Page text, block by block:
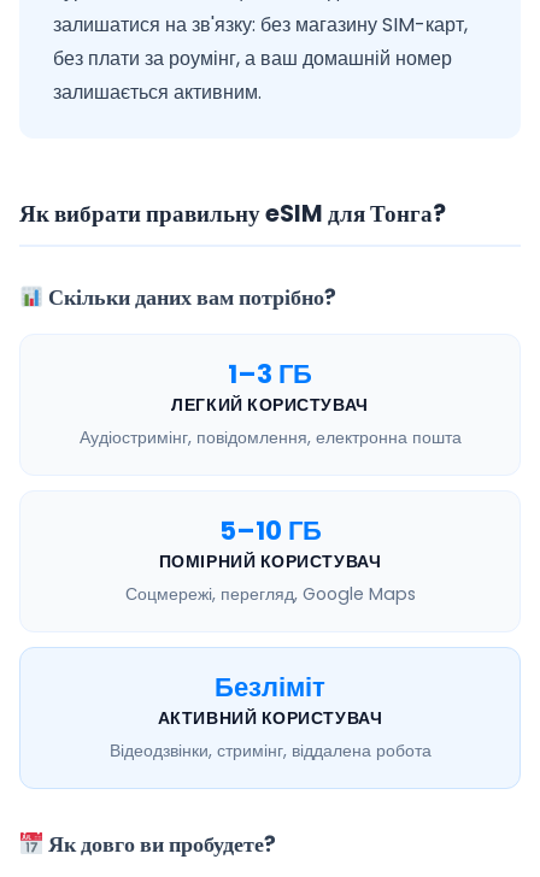
залишатися на зв'язку: без магазину SIM-карт,
без плати за роумінг, а ваш домашній номер
залишається активним.
Як вибрати правильну eSIM для Тонга?
Скільки даних вам потрібно?
1–3 ГБ
ЛЕГКИЙ КОРИСТУВАЧ
Аудіостримінг, повідомлення, електронна пошта
5–10 ГБ
ПОМІРНИЙ КОРИСТУВАЧ
Соцмережі, перегляд, Google Maps
Безліміт
АКТИВНИЙ КОРИСТУВАЧ
Відеодзвінки, стримінг, віддалена робота
Як довго ви пробудете?